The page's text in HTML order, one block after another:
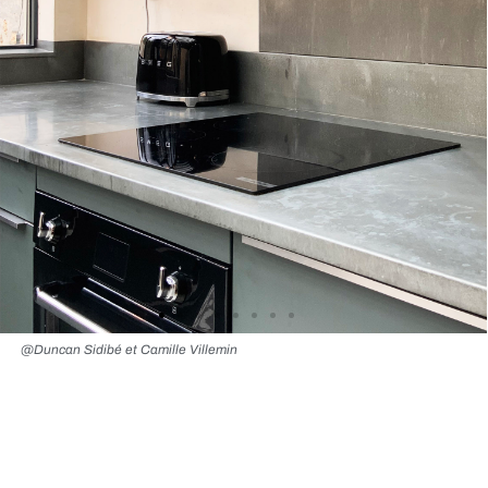
@Duncan Sidibé et Camille Villemin